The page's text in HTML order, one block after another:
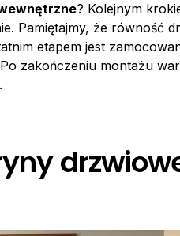
? Kolejnym
Pamiętajmy, że równość
etapem jest
zakończeniu montażu